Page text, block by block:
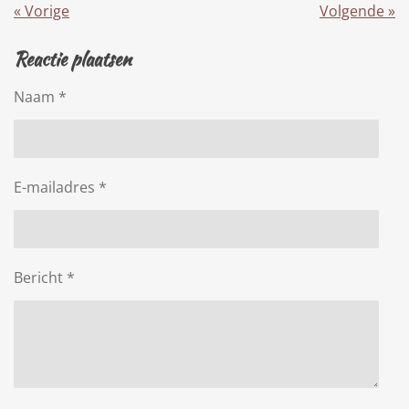
« Vorige Volgende»
Reactie plaatsen
Naam *
E-mailadres *
Bericht *